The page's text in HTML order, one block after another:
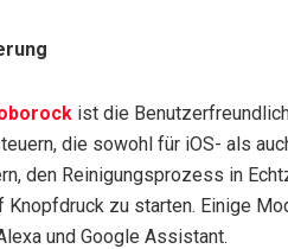
ist die
die sowohl für iOS- als
den Reinigungsprozess in
zu starten. Einige
und Google Assistant.